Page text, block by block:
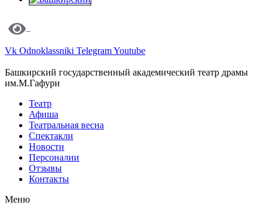
Vk Odnoklassniki TelegramYoutube
Башкирский государственный академический театр драмы
им.М.Гафури
Театр
Афиша
Театральная весна
Спектакли
Новости
Персоналии
Отзывы
Контакты
Меню